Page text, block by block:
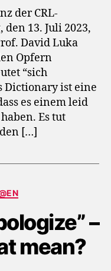
der CRL-
13. Juli 2023,
David Luka
Opfern
“sich
Dictionary ist eine
es einem leid
Es tut
[…]
–
mean?